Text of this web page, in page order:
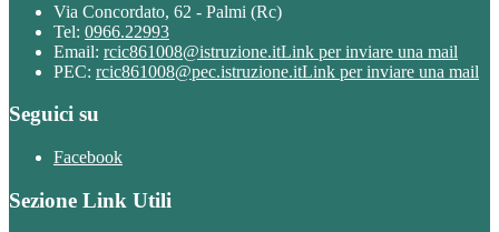
Via Concordato, 62 - Palmi (Rc)
Tel: 0966.22993
Email: rcic861008@istruzione.itLink per inviare una mail
PEC: rcic861008@pec.istruzione.itLink per inviare una mail
Seguici su
Facebook
Sezione Link Utili